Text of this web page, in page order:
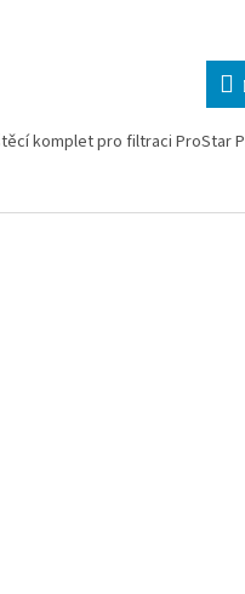
komplet pro filtraci ProStar